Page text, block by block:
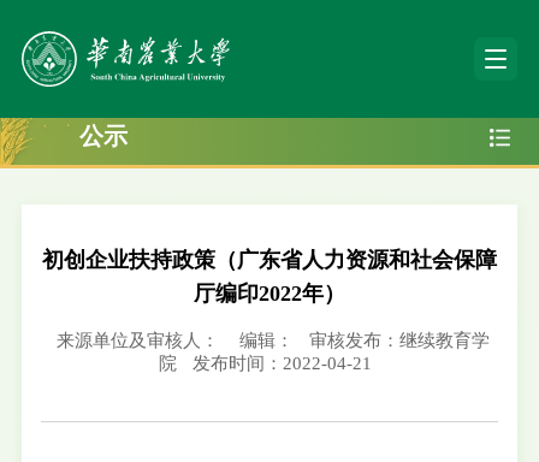
公示
初创企业扶持政策（广东省人力资源和社会保障
厅编印2022年）
来源单位及审核人： 编辑：
审核发布：继续教育学
院
发布时间：2022-04-21